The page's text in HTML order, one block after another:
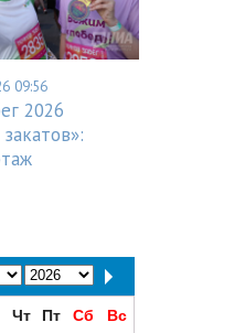
09:56
2026
Чт Пт Сб
Вс